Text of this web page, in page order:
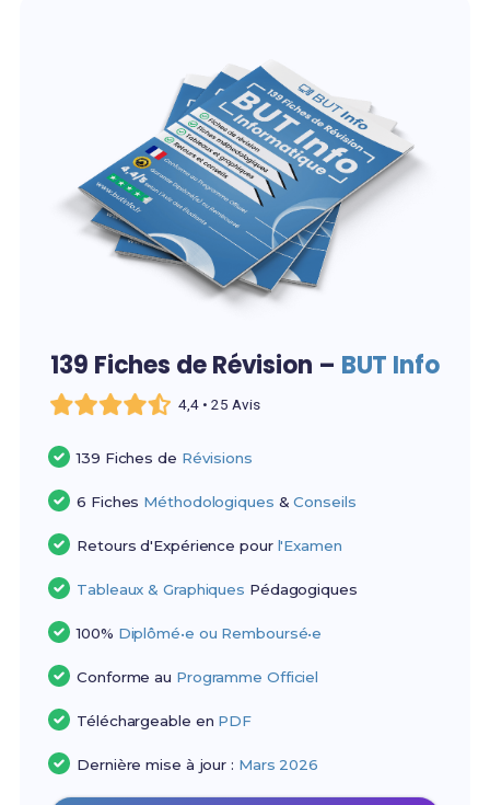
139 Fiches de Révision – BUT Info
4,4 • 25 Avis
139 Fiches de Révisions
6 Fiches Méthodologiques &Conseils
Retours d'Expérience pour l'Examen
Tableaux & Graphiques Pédagogiques
100% Diplômé•e ou Remboursé•e
Conforme au Programme Officiel
Téléchargeable en PDF
Dernière mise à jour : Mars 2026